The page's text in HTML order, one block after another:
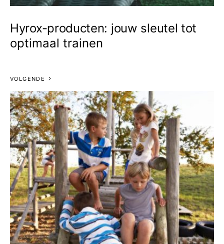
Hyrox-producten: jouw sleutel tot
optimaal trainen
VOLGENDE